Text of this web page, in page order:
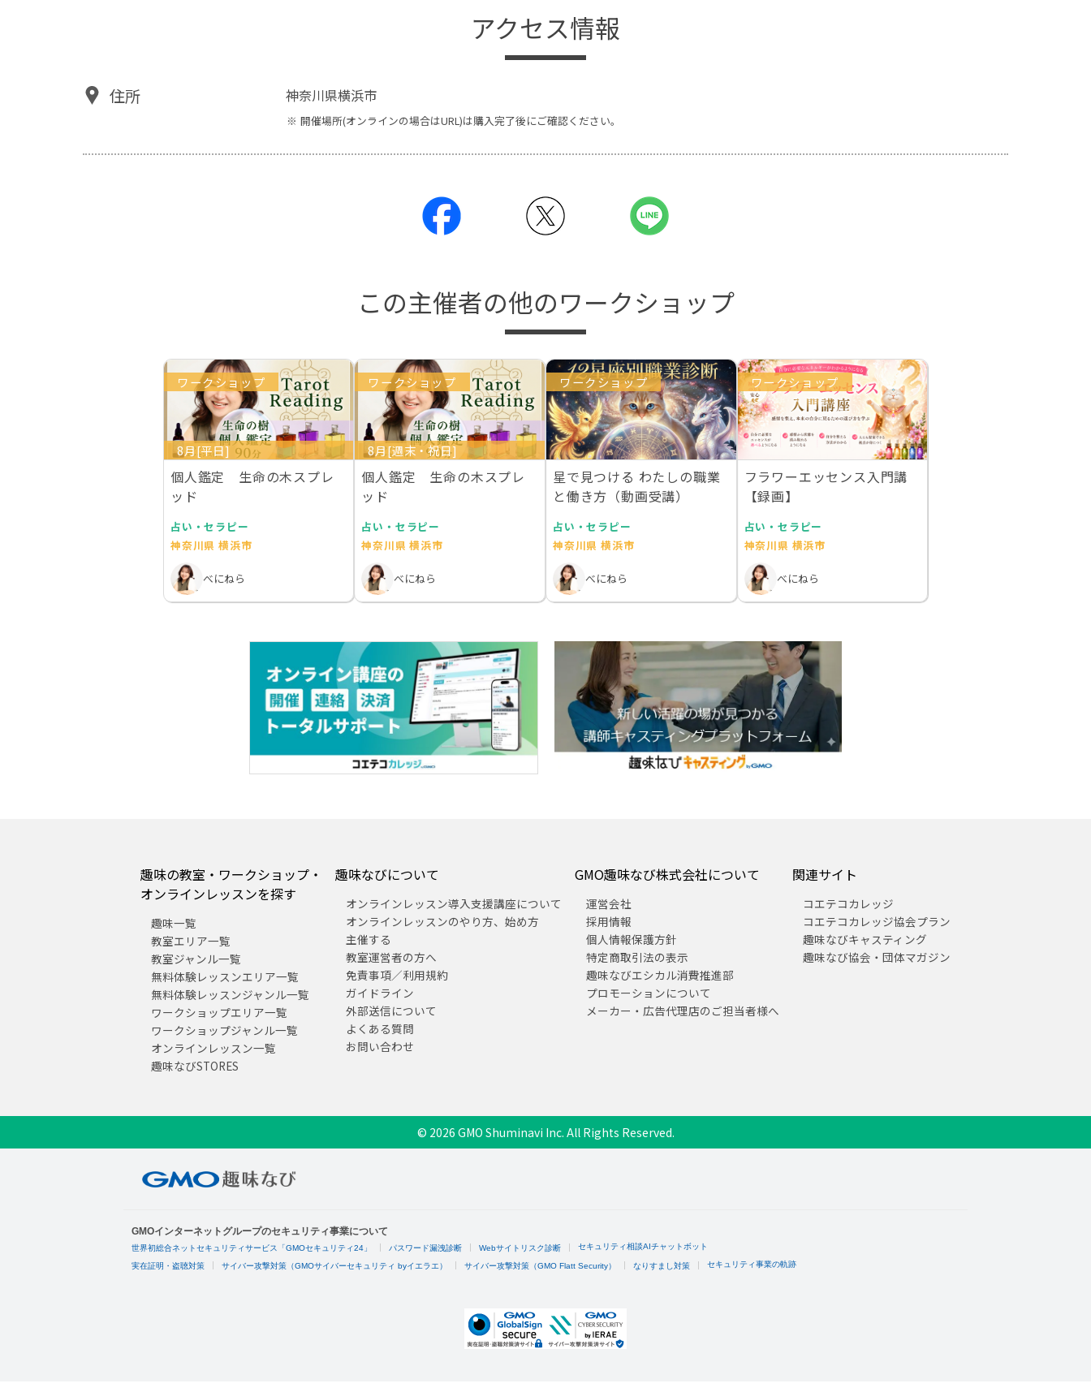
アクセス情報
住所 神奈川県横浜市
開催場所(オンラインの場合はURL)は購入完了後にご確認ください。
この主催者の他のワークショップ
ワークショップ
8月[平日]
個人鑑定 生命の木スプレ
ッド
占い・セラピー
神奈川県 横浜市
べにねら
ワークショップ
8月[週末・祝日]
個人鑑定 生命の木スプレ
ッド
占い・セラピー
神奈川県 横浜市
べにねら
ワークショップ
星で見つける わたしの職業
と働き方（動画受講）
占い・セラピー
神奈川県 横浜市
べにねら
ワークショップ
フラワーエッセンス入門講
【録画】
占い・セラピー
神奈川県 横浜市
べにねら
趣味の教室・ワークショップ・
オンラインレッスンを探す
趣味一覧
教室エリア一覧
教室ジャンル一覧
無料体験レッスンエリア一覧
無料体験レッスンジャンル一覧
ワークショップエリア一覧
ワークショップジャンル一覧
オンラインレッスン一覧
趣味なびSTORES
趣味なびについて
オンラインレッスン導入支援講座について
オンラインレッスンのやり方、始め方
主催する
教室運営者の方へ
免責事項／利用規約
ガイドライン
外部送信について
よくある質問
お問い合わせ
GMO趣味なび株式会社について
運営会社
採用情報
個人情報保護方針
特定商取引法の表示
趣味なびエシカル消費推進部
プロモーションについて
メーカー・広告代理店のご担当者様へ
関連サイト
コエテコカレッジ
コエテコカレッジ協会プラン
趣味なびキャスティング
趣味なび協会・団体マガジン
© 2026 GMO Shuminavi Inc. All Rights Reserved.